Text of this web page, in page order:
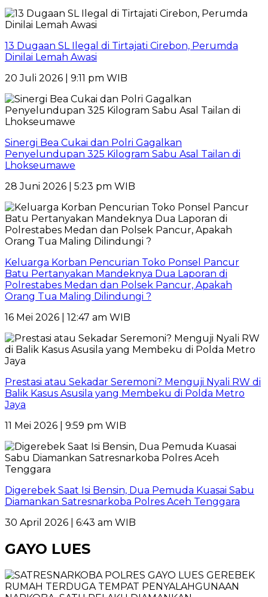
13 Dugaan SL Ilegal di Tirtajati Cirebon, Perumda
Dinilai Lemah Awasi
20 Juli 2026 | 9:11 pm WIB
Sinergi Bea Cukai dan Polri Gagalkan
Penyelundupan 325 Kilogram Sabu Asal Tailan di
Lhokseumawe
28 Juni 2026 | 5:23 pm WIB
Keluarga Korban Pencurian Toko Ponsel Pancur
Batu Pertanyakan Mandeknya Dua Laporan di
Polrestabes Medan dan Polsek Pancur, Apakah
Orang Tua Maling Dilindungi ?
16 Mei 2026 | 12:47 am WIB
Prestasi atau Sekadar Seremoni? Menguji Nyali RW di
Balik Kasus Asusila yang Membeku di Polda Metro
Jaya
11 Mei 2026 | 9:59 pm WIB
Digerebek Saat Isi Bensin, Dua Pemuda Kuasai Sabu
Diamankan Satresnarkoba Polres Aceh Tenggara
30 April 2026 | 6:43 am WIB
GAYO LUES